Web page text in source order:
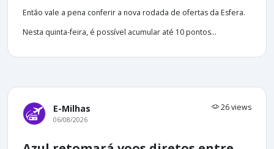
Então vale a pena conferir a nova rodada de ofertas da Esfera.
Nesta quinta-feira, é possível acumular até 10 pontos...
E-Milhas 26 views
06/08/2026